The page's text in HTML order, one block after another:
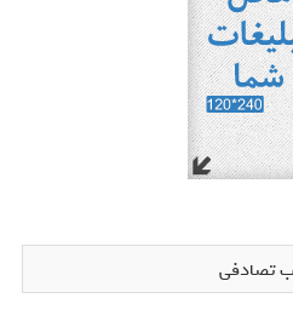
تصادفی